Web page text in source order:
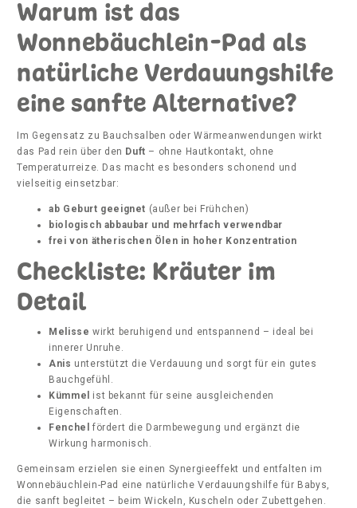
Warum ist das
Wonnebäuchlein-Pad als
natürliche Verdauungshilfe
eine sanfte Alternative?
Im Gegensatz zu Bauchsalben oder Wärmeanwendungen wirkt
das Pad rein über den Duft – ohne Hautkontakt, ohne
Temperaturreize. Das macht es besonders schonend und
vielseitig einsetzbar:
ab Geburt geeignet (außer bei Frühchen)
biologisch abbaubar und mehrfach verwendbar
frei von ätherischen Ölen in hoher Konzentration
Checkliste: Kräuter im
Detail
Melisse wirkt beruhigend und entspannend – ideal bei
innerer Unruhe.
Anis unterstützt die Verdauung und sorgt für ein gutes
Bauchgefühl.
Kümmel
ist bekannt für seine ausgleichenden
Eigenschaften.
Fenchel
fördert die Darmbewegung und ergänzt die
Wirkung harmonisch.
Gemeinsam erzielen sie einen Synergieeffekt und entfalten im
Wonnebäuchlein-Pad eine natürliche Verdauungshilfe für Babys,
die sanft begleitet – beim Wickeln, Kuscheln oder Zubettgehen.